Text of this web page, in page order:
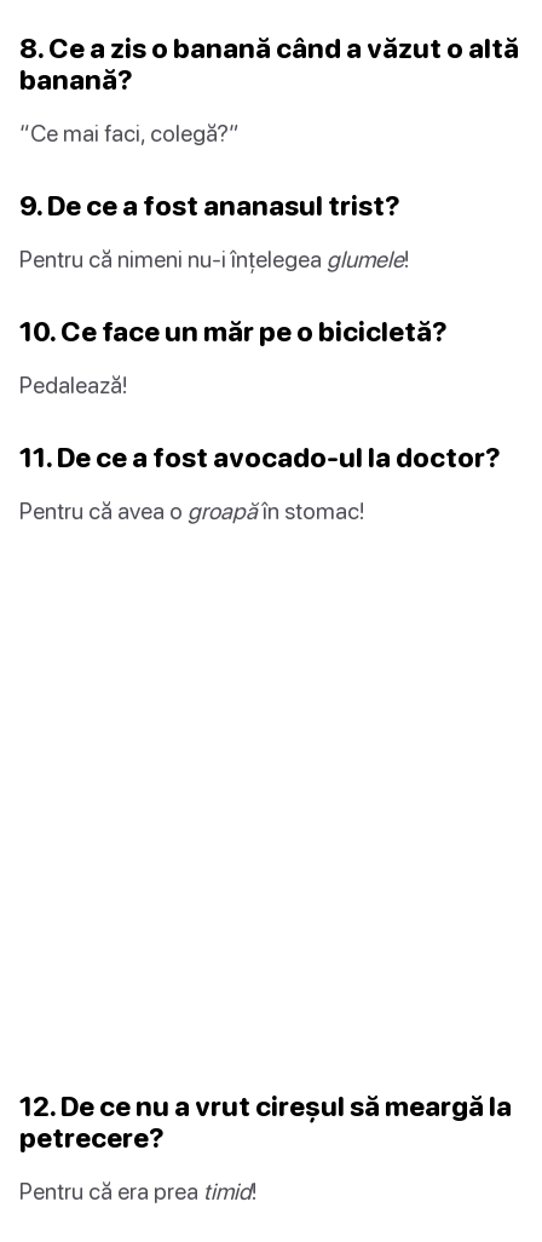
8. Ce a zis o banană când a văzut o altă
banană?
“Ce mai faci, colegă?”
9. De ce a fost ananasul trist?
Pentru că nimeni nu-i înțelegea glumele!
10. Ce face un măr pe o bicicletă?
Pedalează!
11. De ce a fost avocado-ul la doctor?
Pentru că avea o groapăîn stomac!
12. De ce nu a vrut cireșul să meargă la
petrecere?
Pentru că era prea timid!